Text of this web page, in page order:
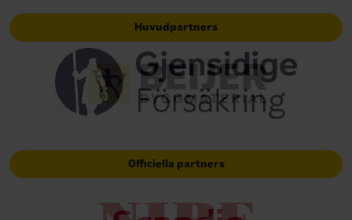
Huvudpartners
Officiella partners